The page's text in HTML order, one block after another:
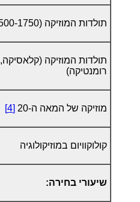
תולדות המוזיקה (1500-1750)
תולדות המוזיקה (קלאסיקה,
רומנטיקה)
מוזיקה של המאה ה-20 [4]
קולוקוויום במוזיקולוגיה
שיעורי בחירה: